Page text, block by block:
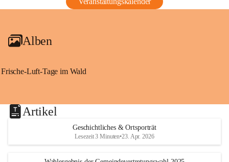
Alben
Frische-Luft-Tage im Wald
Artikel
Geschichtliches & Ortsporträt
Lesezeit 3 Minuten•23. Apr. 2026